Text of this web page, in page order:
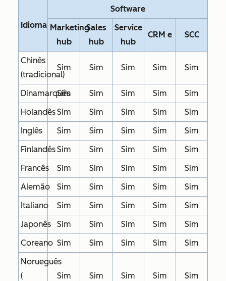
Idioma
Software
Marketing
hub
Sales
hub
Service
hub
CRM e SCC
Chinês
(tradicional)
Sim Sim Sim Sim Sim
Dinamarquês
Sim Sim Sim Sim
Sim
HolandêsSim Sim Sim Sim
Sim
Inglês
Sim Sim Sim Sim
Sim
FinlandêsSim Sim Sim Sim
Sim
Francês
Sim Sim Sim Sim
Sim
Alemão
Sim Sim Sim Sim
Sim
Italiano
Sim Sim Sim Sim
Sim
Japonês
Sim Sim Sim Sim
Sim
Coreano Sim Sim Sim Sim
Sim
Norueguês
(
Sim Sim Sim Sim Sim